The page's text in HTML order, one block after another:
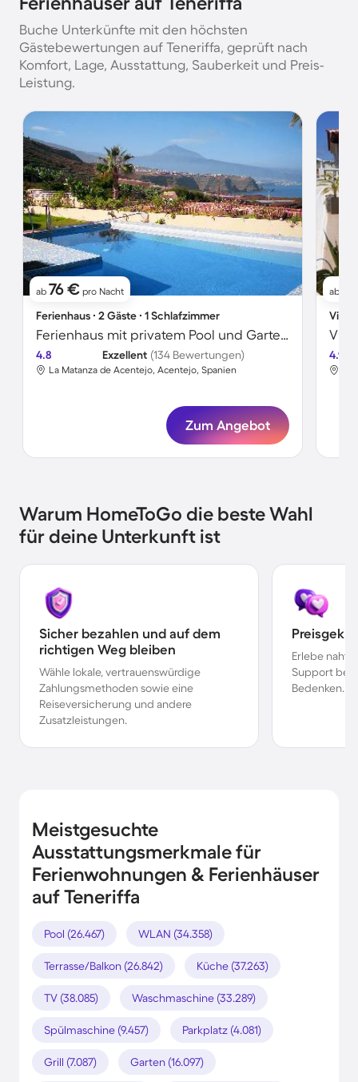
Buche Unterkünfte mit den höchsten
Gästebewertungen auf Teneriffa, geprüft nach
Komfort, Lage, Ausstattung, Sauberkeit und Preis-
Leistung.
ab 76 € pro Nacht
Ferienhaus ∙ 2 Gäste ∙ 1 Schlafzimmer
Ferienhaus mit privatem Pool und Garten | Bergblick
4.8 Exzellent (134 Bewertungen)
La Matanza de Acentejo, Acentejo, Spanien
Zum Angebot
ab
Villa
4.9
Warum HomeToGo die beste Wahl
für deine Unterkunft ist
Sicher bezahlen und auf dem
richtigen Weg bleiben
Wähle lokale, vertrauenswürdige
Zahlungsmethoden sowie eine
Reiseversicherung und andere
Zusatzleistungen.
Erlebe
Support bei
Bedenken.
Meistgesuchte
Ausstattungsmerkmale für
Ferienwohnungen & Ferienhäuser
auf Teneriffa
Pool (26.467) WLAN (34.358)
Terrasse/Balkon (26.842) Küche (37.263)
TV (38.085) Waschmaschine (33.289)
Spülmaschine (9.457) Parkplatz (4.081)
Grill (7.087) Garten (16.097)